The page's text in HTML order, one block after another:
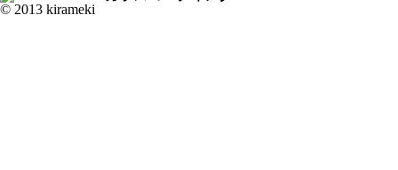
© 2013 kirameki